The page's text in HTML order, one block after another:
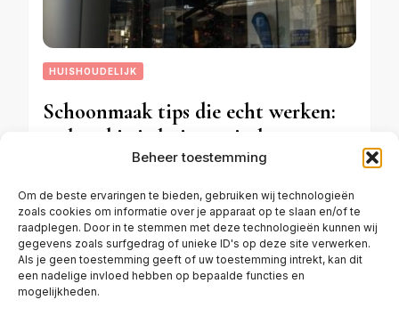
Beheer toestemming
Om de beste ervaringen te bieden, gebruiken wij technologieën
zoals cookies om informatie over je apparaat op te slaan en/of te
raadplegen. Door in te stemmen met deze technologieën kunnen wij
gegevens zoals surfgedrag of unieke ID's op deze site verwerken.
Als je geen toestemming geeft of uw toestemming intrekt, kan dit
een nadelige invloed hebben op bepaalde functies en
mogelijkheden.
HUISHOUDELIJK
Schoonmaak tips die echt werken:
zo houd je je huis moeiteloos
APRIL 26, 2026